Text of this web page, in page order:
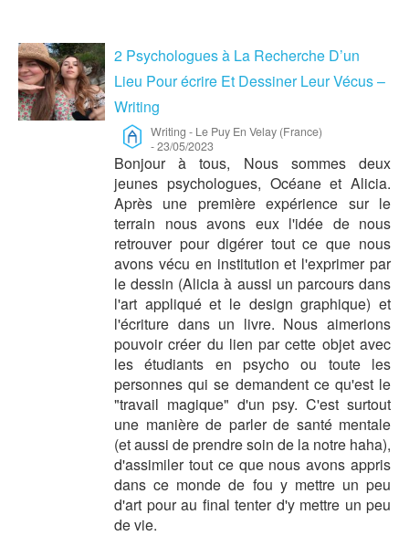
2 Psychologues à La Recherche D’un
Lieu Pour écrire Et Dessiner Leur Vécus –
Writing
Writing - Le Puy En Velay (France)
-23/05/2023
Bonjour à tous, Nous sommes deux
jeunes psychologues, Océane et Alicia.
Après une première expérience sur le
terrain nous avons eux l'idée de nous
retrouver pour digérer tout ce que nous
avons vécu en institution et l'exprimer par
le dessin (Alicia à aussi un parcours dans
l'art appliqué et le design graphique) et
l'écriture dans un livre. Nous aimerions
pouvoir créer du lien par cette objet avec
les étudiants en psycho ou toute les
personnes qui se demandent ce qu'est le
"travail magique" d'un psy. C'est surtout
une manière de parler de santé mentale
(et aussi de prendre soin de la notre haha),
d'assimiler tout ce que nous avons appris
dans ce monde de fou y mettre un peu
d'art pour au final tenter d'y mettre un peu
de vie.